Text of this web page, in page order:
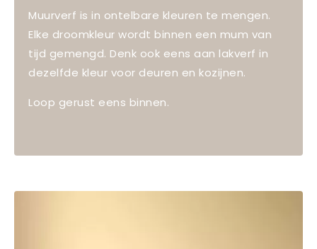
Muurverf is in ontelbare kleuren te mengen.
Elke droomkleur wordt binnen een mum van
tijd gemengd. Denk ook eens aan lakverf in
dezelfde kleur voor deuren en kozijnen.
Loop gerust eens binnen.